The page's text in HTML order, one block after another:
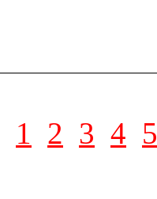
1 2 3 4 5